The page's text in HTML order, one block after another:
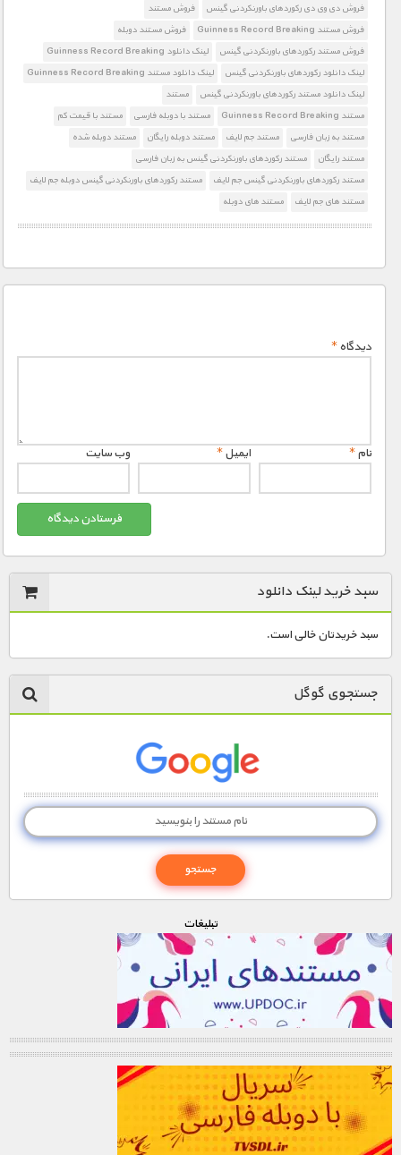
فروش دی وی دی رکوردهای باورنکردنی گینس
فروش مستند
فروش مستند Guinness Record Breaking
فروش مستند دوبله
فروش مستند رکوردهای باورنکردنی گینس
لینک دانلود Guinness Record Breaking
لینک دانلود رکوردهای باورنکردنی گینس
لینک دانلود مستند Guinness Record Breaking
لینک دانلود مستند رکوردهای باورنکردنی گینس
مستند
مستند Guinness Record Breaking
مستند با دوبله فارسی
مستند با قیمت کم
مستند به زبان فارسی
مستند جم لایف مستند دوبله رایگان
مستند دوبله شده
مستند رایگان
مستند رکوردهای باورنکردنی گینس به زبان فارسی
مستند رکوردهای باورنکردنی گینس جم لایف
مستند رکوردهای باورنکردنی گینس دوبله جم لایف
مستند های جم لایف
مستند های دوبله
دیدگاه*
نام* ایمیل* وب‌ سایت
سبد خرید لینک دانلود
سبد خریدتان خالی است.
جستجوی گوگل
تبليغات